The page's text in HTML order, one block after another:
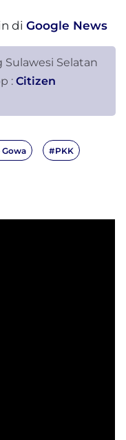
di Google News
Selatan
: Citizen
#PKK